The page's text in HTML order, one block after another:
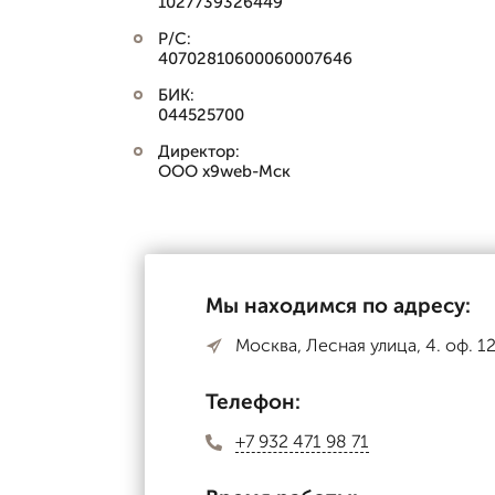
Р/С:
40702810600060007646
БИК:
044525700
Директор:
ООО x9web-Мск
Мы находимся по адресу:
Москва, Лесная улица, 4. оф. 12
Телефон:
+7 932 471 98 71